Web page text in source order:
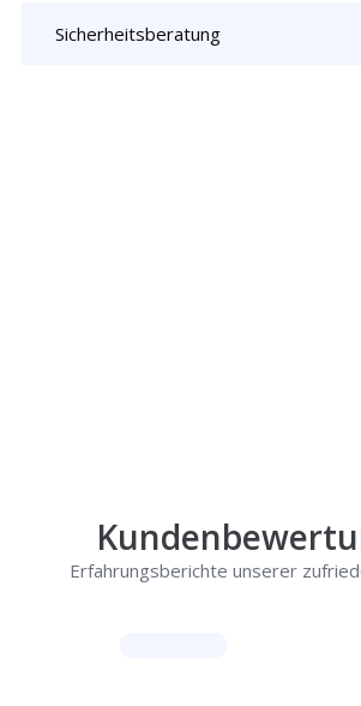
Sicherheitsberatung
Erfahrungsberichte unserer